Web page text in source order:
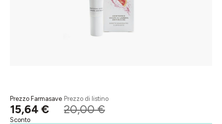
Prezzo Farmasave
15,64 €
Prezzo di listino
20,00 €
Sconto